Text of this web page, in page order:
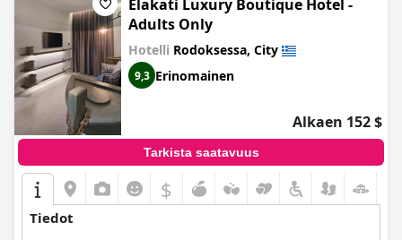
autenttista viehätystä, hiljaisen ympäristön, upeat näkymät ja
poikkeuksellista vieraanvaraisuutta, mikä tekee siitä
erinomaisen valinnan kaikille vierailijoille, jotka haluavat kokea
Rodoksen vanhankaupungin kauneuden.
Elakati Luxury Boutique Hotel -
Adults Only
Hotelli Rodoksessa, City
9,3 Erinomainen
Alkaen 152 $
Tarkista saatavuus
$
Tiedot